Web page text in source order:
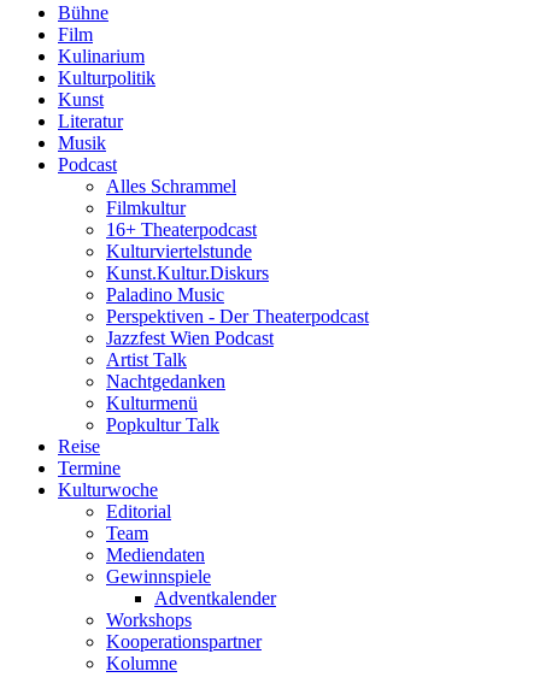
Bühne
Film
Kulinarium
Kulturpolitik
Kunst
Literatur
Musik
Podcast
Alles Schrammel
Filmkultur
16+ Theaterpodcast
Kulturviertelstunde
Kunst.Kultur.Diskurs
Paladino Music
Perspektiven - Der Theaterpodcast
Jazzfest Wien Podcast
Artist Talk
Nachtgedanken
Kulturmenü
Popkultur Talk
Reise
Termine
Kulturwoche
Editorial
Team
Mediendaten
Gewinnspiele
Adventkalender
Workshops
Kooperationspartner
Kolumne